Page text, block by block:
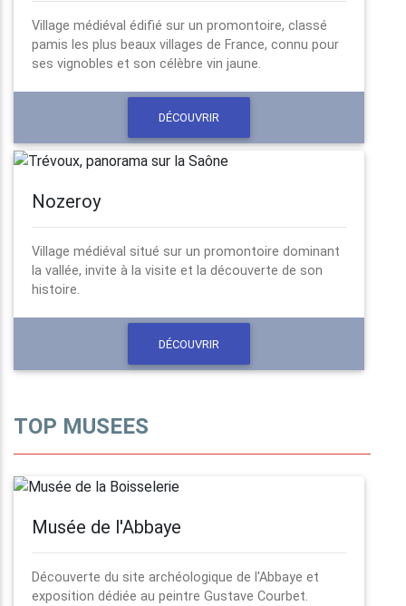
Village médiéval édifié sur un promontoire, classé
pamis les plus beaux villages de France, connu pour
ses vignobles et son célèbre vin jaune.
DÉCOUVRIR
Nozeroy
Village médiéval situé sur un promontoire dominant
la vallée, invite à la visite et la découverte de son
histoire.
DÉCOUVRIR
TOP MUSEES
Musée de l'Abbaye
Découverte du site archéologique de l'Abbaye et
exposition dédiée au peintre Gustave Courbet.